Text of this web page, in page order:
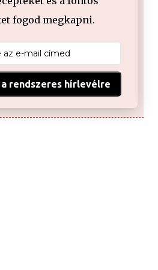
fogod megkapni.
rendszeres hírlevélre